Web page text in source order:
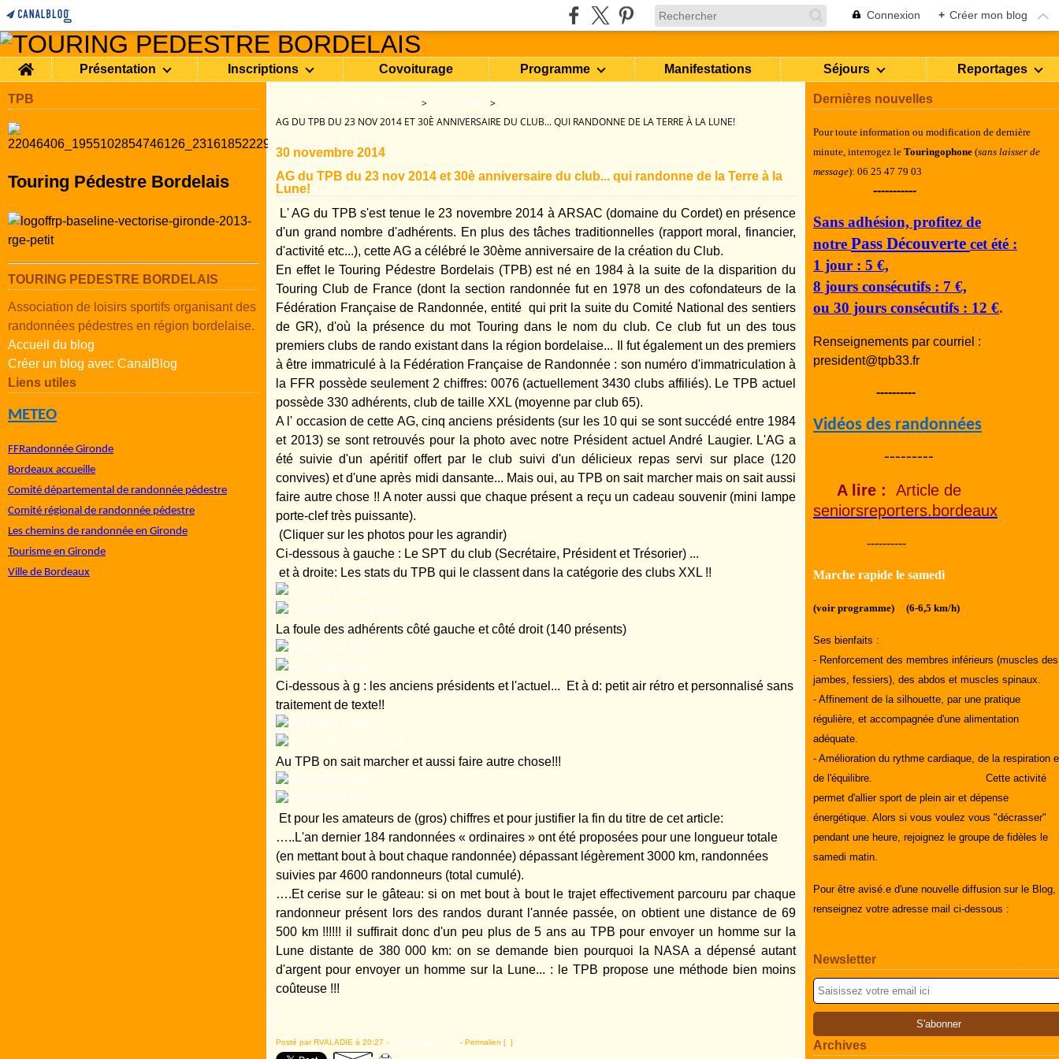
Connexion + Créer mon blog
Home Présentation Inscriptions Covoiturage Programme Manifestations Séjours Reportages
TPB
Touring Pédestre Bordelais
TOURING PEDESTRE BORDELAIS
Association de loisirs sportifs organisant des
randonnées pédestres en région bordelaise.
Accueil du blog
Créer un blog avec CanalBlog
Liens utiles
METEO
FFRandonnée Gironde
Bordeaux accueille
Comité départemental de randonnée pédestre
Comité régional de randonnée pédestre
Les chemins de randonnée en Gironde
Tourisme en Gironde
Ville de Bordeaux
TOURING PEDESTRE BORDELAIS > CATEGORIES >
AG DU TPB DU 23 NOV 2014 ET 30È ANNIVERSAIRE DU CLUB... QUI RANDONNE DE LA TERRE À LA LUNE!
30 novembre 2014
AG du TPB du 23 nov 2014 et 30è anniversaire du club... qui randonne de la Terre à la
Lune!
L' AG du TPB s'est tenue le 23 novembre 2014 à ARSAC (domaine du Cordet) en présence
d'un grand nombre d'adhérents. En plus des tâches traditionnelles (rapport moral, financier,
d'activité etc...), cette AG a célébré le 30ème anniversaire de la création du Club.
En effet le Touring Pédestre Bordelais (TPB) est né en 1984 à la suite de la disparition du
Touring Club de France (dont la section randonnée fut en 1978 un des cofondateurs de la
Fédération Française de Randonnée, entité qui prit la suite du Comité National des sentiers
de GR), d'où la présence du mot Touring dans le nom du club. Ce club fut un des tous
premiers clubs de rando existant dans la région bordelaise... Il fut également un des premiers
à être immatriculé à la Fédération Française de Randonnée : son numéro d'immatriculation à
la FFR possède seulement 2 chiffres: 0076 (actuellement 3430 clubs affiliés). Le TPB actuel
possède 330 adhérents, club de taille XXL (moyenne par club 65).
A l' occasion de cette AG, cinq anciens présidents (sur les 10 qui se sont succédé entre 1984
et 2013) se sont retrouvés pour la photo avec notre Président actuel André Laugier. L'AG a
été suivie d'un apéritif offert par le club suivi d'un délicieux repas servi sur place (120
convives) et d'une après midi dansante... Mais oui, au TPB on sait marcher mais on sait aussi
faire autre chose !! A noter aussi que chaque présent a reçu un cadeau souvenir (mini lampe
porte-clef très puissante).
(Cliquer sur les photos pour les agrandir)
Ci-dessous à gauche : Le SPT du club (Secrétaire, Président et Trésorier) ...
et à droite: Les stats du TPB qui le classent dans la catégorie des clubs XXL !!
La foule des adhérents côté gauche et côté droit (140 présents)
Ci-dessous à g : les anciens présidents et l'actuel... Et à d: petit air rétro et personnalisé sans
traitement de texte!!
Au TPB on sait marcher et aussi faire autre chose!!!
Et pour les amateurs de (gros) chiffres et pour justifier la fin du titre de cet article:
…..L'an dernier 184 randonnées « ordinaires » ont été proposées pour une longueur totale
(en mettant bout à bout chaque randonnée) dépassant légèrement 3000 km, randonnées
suivies par 4600 randonneurs (total cumulé).
….Et cerise sur le gâteau: si on met bout à bout le trajet effectivement parcouru par chaque
randonneur présent lors des randos durant l'année passée, on obtient une distance de 69
500 km !!!!!! il suffirait donc d'un peu plus de 5 ans au TPB pour envoyer un homme sur la
Lune distante de 380 000 km: on se demande bien pourquoi la NASA a dépensé autant
d'argent pour envoyer un homme sur la Lune... : le TPB propose une méthode bien moins
coûteuse !!!
Posté par RVALADIE à 20:27 - - Permalien [#]
Dernières nouvelles
Pour toute information ou modification de dernière
minute, interrogez le Touringophone (sans laisser de
message): 06 25 47 79 03
-----------
Sans adhésion, profitez de
notre Pass Découverte cet été :
1 jour : 5 €,
8 jours consécutifs : 7 €,
ou 30 jours consécutifs : 12 €.
Renseignements par courriel :
president@tpb33.fr
----------
Vidéos des randonnées
---------
A lire : Article de
seniorsreporters.bordeaux
----------
Marche rapide le samedi
(voir programme) (6-6,5 km/h)
Ses bienfaits :
- Renforcement des membres inférieurs (muscles des
jambes, fessiers), des abdos et muscles spinaux.
- Affinement de la silhouette, par une pratique
régulière, et accompagnée d'une alimentation
adéquate.
- Amélioration du rythme cardiaque, de la respiration
de l'équilibre. Cette activité
permet d'allier sport de plein air et dépense
énergétique. Alors si vous voulez vous "décrasser"
pendant une heure, rejoignez le groupe de fidèles le
samedi matin.
Pour être avisé.e d'une nouvelle diffusion sur le Blog,
renseignez votre adresse mail ci-dessous :
Newsletter
Archives